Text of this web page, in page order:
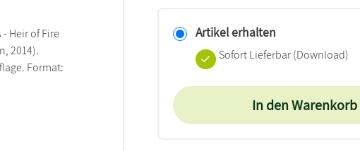
Heir of Fire
2014).
Format:
Artikel erhalten
Sofort Lieferbar (Download)
In den Warenkorb